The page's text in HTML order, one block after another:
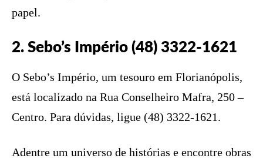
papel.
2. Sebo’s Império (48) 3322-1621
O Sebo’s Império, um tesouro em Florianópolis,
está localizado na Rua Conselheiro Mafra, 250 –
Centro. Para dúvidas, ligue (48) 3322-1621.
Adentre um universo de histórias e encontre obras